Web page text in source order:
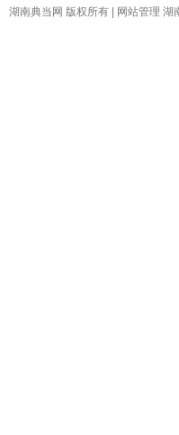
湖南典当网 版权所有 | 网站管理 湖